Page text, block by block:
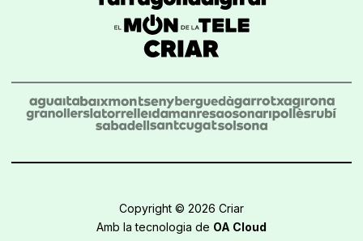
Copyright © 2026 Criar
Amb la tecnologia de OA Cloud